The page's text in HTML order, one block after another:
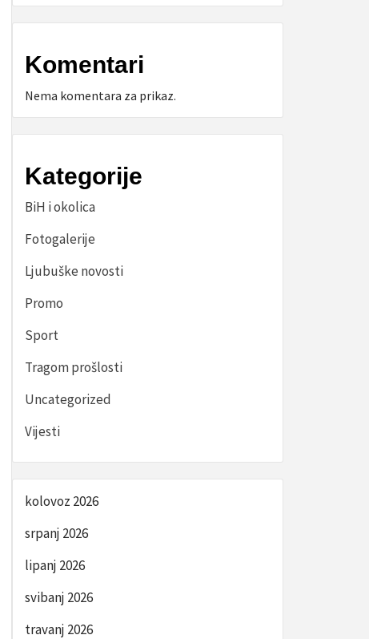
Komentari
Nema komentara za prikaz.
Kategorije
BiH i okolica
Fotogalerije
Ljubuške novosti
Promo
Sport
Tragom prošlosti
Uncategorized
Vijesti
kolovoz 2026
srpanj 2026
lipanj 2026
svibanj 2026
travanj 2026